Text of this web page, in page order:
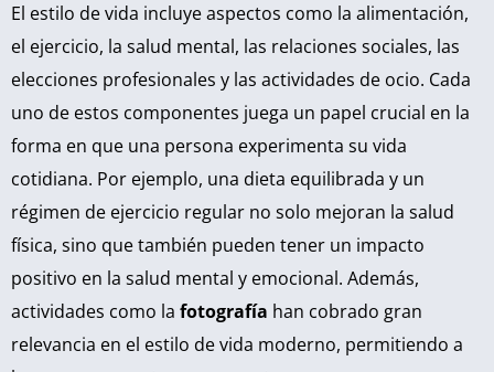
El estilo de vida incluye aspectos como la alimentación,
el ejercicio, la salud mental, las relaciones sociales, las
elecciones profesionales y las actividades de ocio. Cada
uno de estos componentes juega un papel crucial en la
forma en que una persona experimenta su vida
cotidiana. Por ejemplo, una dieta equilibrada y un
régimen de ejercicio regular no solo mejoran la salud
física, sino que también pueden tener un impacto
positivo en la salud mental y emocional. Además,
actividades como la fotografía han cobrado gran
relevancia en el estilo de vida moderno, permitiendo a